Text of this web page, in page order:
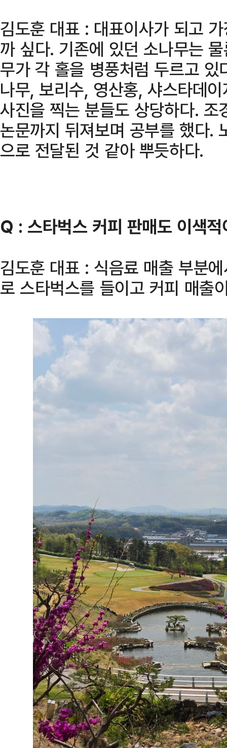
김도훈 대표 : 대표이사가 되고
까 싶다. 기존에 있던 소나무는
무가 각 홀을 병풍처럼 두르고
나무, 보리수, 영산홍, 샤스타데
사진을 찍는 분들도 상당하다.
논문까지 뒤져보며 공부를 했다.
으로 전달된 것 같아 뿌듯하다.
Q : 스타벅스 커피 판매도 이색적
김도훈 대표 : 식음료 매출 부분
로 스타벅스를 들이고 커피 매